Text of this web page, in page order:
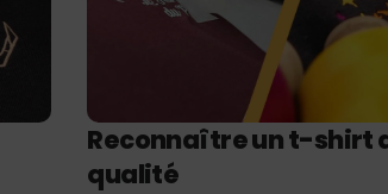
Reconnaître un t-shirt
qualité